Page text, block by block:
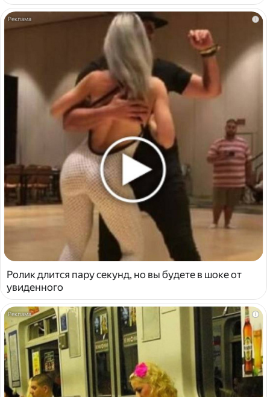
i
Ролик длится пару секунд, но вы будете в шоке от
увиденного
i